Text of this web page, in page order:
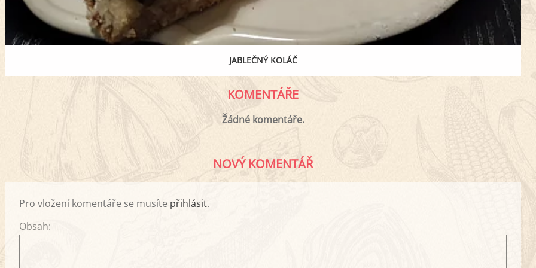
JABLEČNÝ KOLÁČ
KOMENTÁŘE
Žádné komentáře.
NOVÝ KOMENTÁŘ
Pro vložení komentáře se musíte přihlásit.
Obsah: